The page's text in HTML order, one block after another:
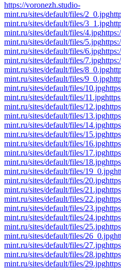
https://voronezh.studio-
mint.ru/sites/default/files/2_0.jpg
mint.ru/sites/default/files/3_1.jpg
mint.ru/sites/default/files/4.jpg
mint.ru/sites/default/files/5.jpg
mint.ru/sites/default/files/6.jpg
mint.ru/sites/default/files/7.jpg
mint.ru/sites/default/files/8_0.jpg
mint.ru/sites/default/files/9_0.jpg
mint.ru/sites/default/files/10.jpg
mint.ru/sites/default/files/11.jpg
mint.ru/sites/default/files/12.jpg
mint.ru/sites/default/files/13.jpg
mint.ru/sites/default/files/14.jpg
mint.ru/sites/default/files/15.jpg
mint.ru/sites/default/files/16.jpg
mint.ru/sites/default/files/17.jpg
mint.ru/sites/default/files/18.jpg
mint.ru/sites/default/files/19_0.jpg
mint.ru/sites/default/files/20.jpg
mint.ru/sites/default/files/21.jpg
mint.ru/sites/default/files/22.jpg
mint.ru/sites/default/files/23.jpg
mint.ru/sites/default/files/24.jpg
mint.ru/sites/default/files/25.jpg
mint.ru/sites/default/files/26_0.jpg
mint.ru/sites/default/files/27.jpg
mint.ru/sites/default/files/28.jpg
mint.ru/sites/default/files/29.jpg